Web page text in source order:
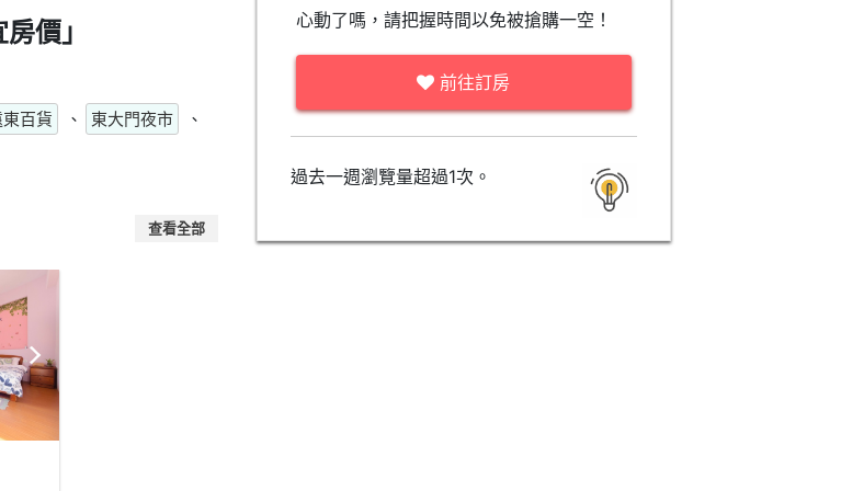
價」
百貨 、 東大門夜市
、
查看全部
心動了嗎，請把握時間以免被搶購一空！
前往訂房
過去一週瀏覽量超過1次。